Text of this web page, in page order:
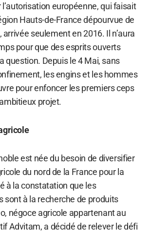
européenne, qui faisait
Hauts-de-France dépourvue de
seulement en 2016. Il n’aura
pour que des esprits ouverts
question. Depuis le 4 Mai, sans
les engins et les hommes
pour enfoncer les premiers ceps
projet.
est née du besoin de diversifier
du nord de la France pour la
à la constatation que les
sont à la recherche de produits
négoce agricole appartenant au
Advitam, a décidé de relever le défi